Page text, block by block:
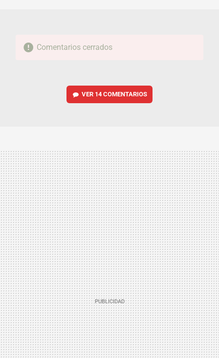
Comentarios cerrados
VER 14 COMENTARIOS